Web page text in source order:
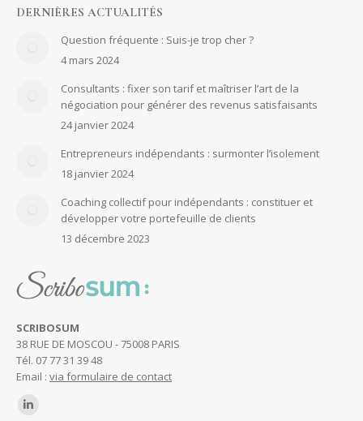
DERNIÈRES ACTUALITÉS
Question fréquente : Suis-je trop cher ?
4 mars 2024
Consultants : fixer son tarif et maîtriser l’art de la
négociation pour générer des revenus satisfaisants
24 janvier 2024
Entrepreneurs indépendants : surmonter l’isolement
18 janvier 2024
Coaching collectif pour indépendants : constituer et
développer votre portefeuille de clients
13 décembre 2023
SCRIBOSUM
38 RUE DE MOSCOU - 75008 PARIS
Tél. 07 77 31 39 48
Email : via formulaire de contact
Trouvez nous sur :